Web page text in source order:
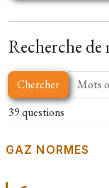
Recherche de
Chercher
39 questions
GAZ NORMES